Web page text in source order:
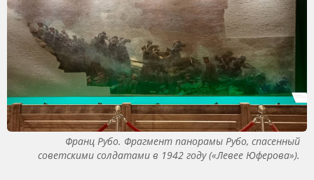
Франц Рубо. Фрагмент панорамы Рубо, спасенный
советскими солдатами в 1942 году («Левее Юферова»).